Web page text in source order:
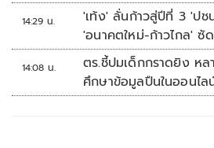
14:29 น.
'เท้ง' ลั่นก้าวสู่ปีที่ 3 'ปช
'อนาคตใหม่-ก้าวไกล' ซั
หลักนิติรัฐ-นิติธรรมสั่น
14:08 น.
ตร.ชี้ปมเด็กกราดยิง ห
ศึกษาข้อมูลปืนในออนไ